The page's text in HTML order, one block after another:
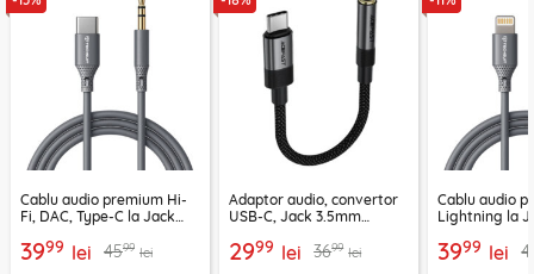
Cablu audio premium Hi-
Fi, DAC, Type-C la Jack
1m
3999 lei 4599 lei
Adaptor audio, convertor
USB-C, Jack 3.5mm
2999 lei 3699 lei
Cablu audio
Lightning la
3999 lei